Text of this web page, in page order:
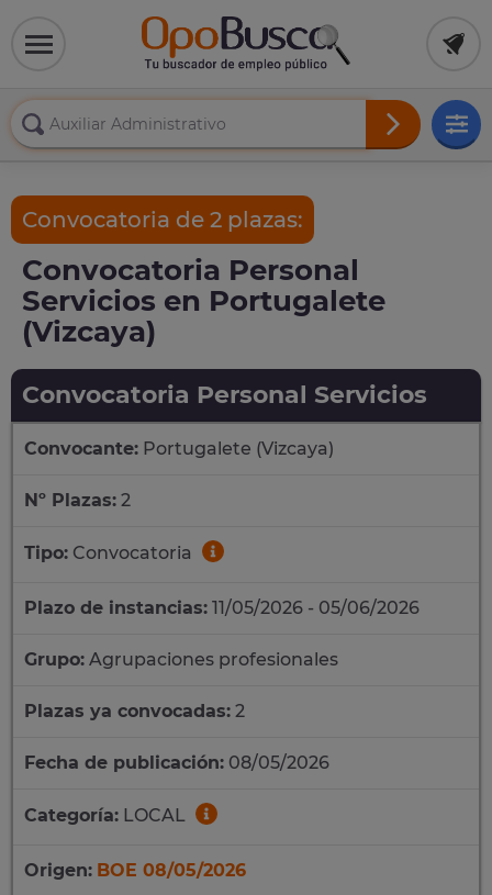
Convocatoria de 2 plazas:
Convocatoria Personal
Servicios en Portugalete
(Vizcaya)
Convocatoria Personal Servicios
Convocante: Portugalete (Vizcaya)
Nº Plazas: 2
Tipo: Convocatoria
Plazo de instancias: 11/05/2026 - 05/06/2026
Grupo: Agrupaciones profesionales
Plazas ya convocadas: 2
Fecha de publicación: 08/05/2026
Categoría: LOCAL
Origen: BOE 08/05/2026